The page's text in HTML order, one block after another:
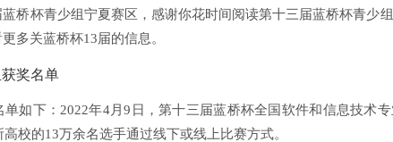
桥杯青少组宁夏赛区，感谢你花时间阅读第十三届蓝桥杯青少
多关蓝桥杯13届的信息。
奖名单
单如下：2022年4月9日，第十三届蓝桥杯全国软件和信息技术
校的13万余名选手通过线下或线上比赛方式。